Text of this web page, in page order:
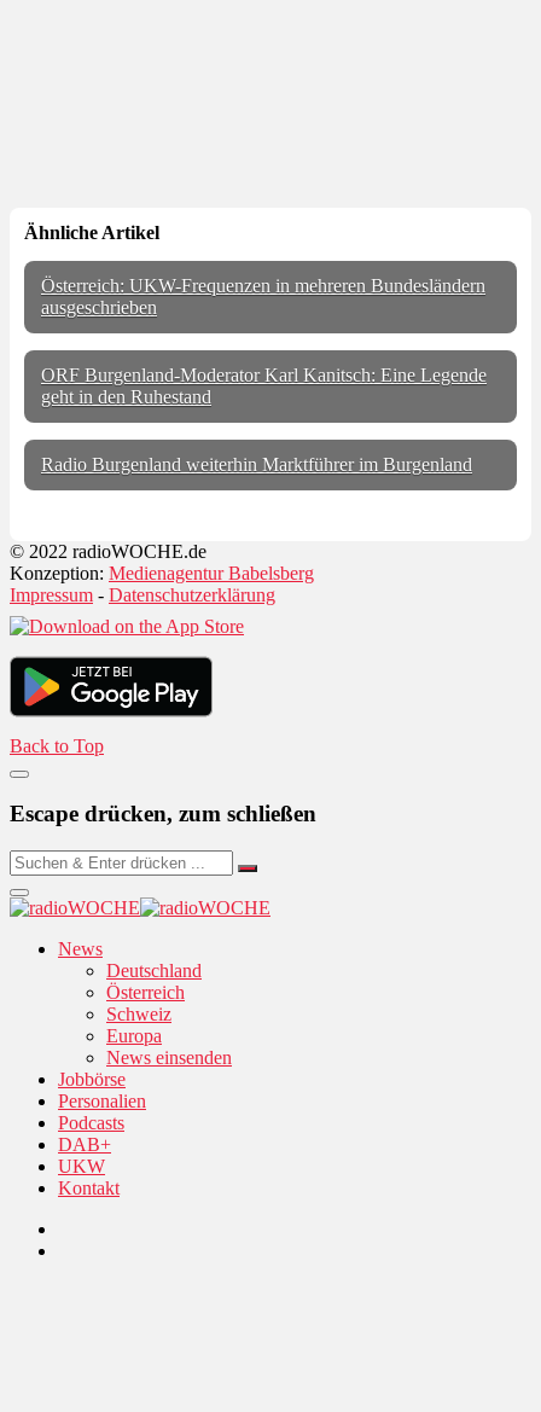
Ähnliche Artikel
Österreich: UKW-Frequenzen in mehreren Bundesländern
ausgeschrieben
ORF Burgenland-Moderator Karl Kanitsch: Eine Legende
geht in den Ruhestand
Radio Burgenland weiterhin Marktführer im Burgenland
© 2022 radioWOCHE.de
Konzeption: Medienagentur Babelsberg
Impressum - Datenschutzerklärung
Back to Top
Escape drücken, zum schließen
News
Deutschland
Österreich
Schweiz
Europa
News einsenden
Jobbörse
Personalien
Podcasts
DAB+
UKW
Kontakt